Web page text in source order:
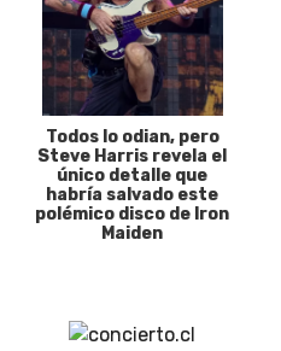
Todos lo odian, pero
Steve Harris revela el
único detalle que
habría salvado este
polémico disco de Iron
Maiden